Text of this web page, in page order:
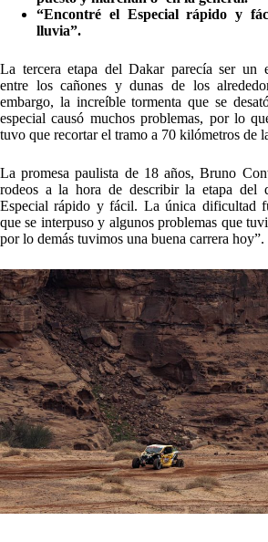
“Encontré el Especial rápido y
lluvia”.
La tercera etapa del Dakar parecía ser un
entre los cañones y dunas de los
embargo, la increíble tormenta que se
especial causó muchos problemas, por lo
tuvo que recortar el tramo a 70 kilómetros de
La promesa paulista de 18 años, Bruno
rodeos a la hora de describir la etapa del
Especial rápido y fácil. La única dificultad
que se interpuso y algunos problemas que
por lo demás tuvimos una buena carrera hoy”.